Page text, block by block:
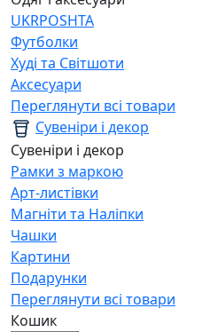
UKRPOSHTA
Футболки
Худі та Світшоти
Аксесуари
Переглянути всі товари
Сувеніри і декор
Сувеніри і декор
Рамки з маркою
Арт-листівки
Магніти та Наліпки
Чашки
Картини
Подарунки
Переглянути всі товари
Кошик